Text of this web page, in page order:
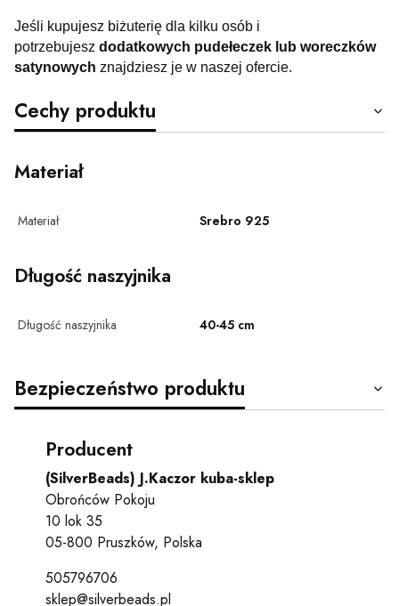
Jeśli kupujesz biżuterię dla kilku osób i
potrzebujesz dodatkowych pudełeczek lub woreczków
satynowych znajdziesz je w naszej ofercie.
Cechy produktu
Materiał
Materiał Srebro 925
Długość naszyjnika
Długość naszyjnika 40-45 cm
Bezpieczeństwo produktu
Producent
(SilverBeads) J.Kaczor kuba-sklep
Obrońców Pokoju
10 lok 35
05-800 Pruszków, Polska
505796706
sklep@silverbeads.pl